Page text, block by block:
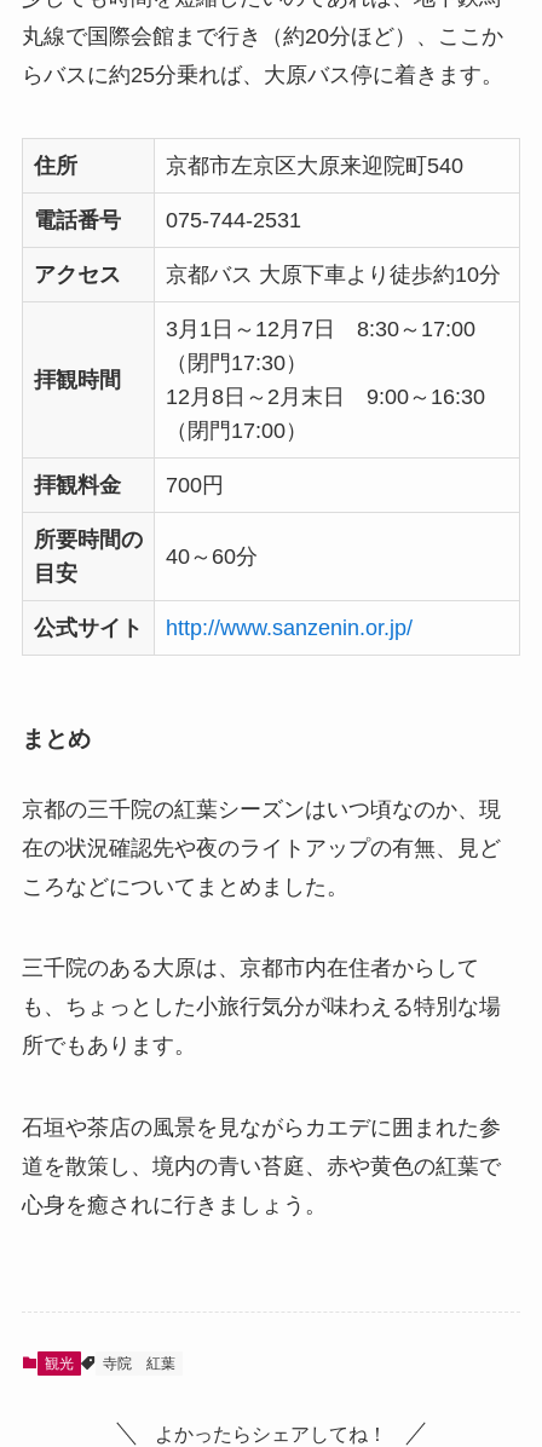
丸線で国際会館まで行き（約20分ほど）、ここか
らバスに約25分乗れば、大原バス停に着きます。
住所 京都市左京区大原来迎院町540
電話番号 075-744-2531
アクセス 京都バス 大原下車より徒歩約10分
拝観時間
3月1日～12月7日 8:30～17:00
（閉門17:30）
12月8日～2月末日 9:00～16:30
（閉門17:00）
拝観料金 700円
所要時間の
目安
40～60分
公式サイト http://www.sanzenin.or.jp/
まとめ
京都の三千院の紅葉シーズンはいつ頃なのか、現
在の状況確認先や夜のライトアップの有無、見ど
ころなどについてまとめました。
三千院のある大原は、京都市内在住者からして
も、ちょっとした小旅行気分が味わえる特別な場
所でもあります。
石垣や茶店の風景を見ながらカエデに囲まれた参
道を散策し、境内の青い苔庭、赤や黄色の紅葉で
心身を癒されに行きましょう。
観光 寺院 紅葉
よかったらシェアしてね！